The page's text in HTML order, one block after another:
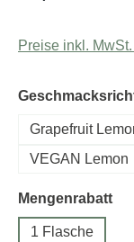
Preise inkl.
Grapefruit
VEGAN Lemon
Mengenrabatt
1 Flasche